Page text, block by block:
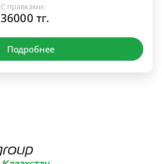
С правками:
36000 тг.
Подробнее